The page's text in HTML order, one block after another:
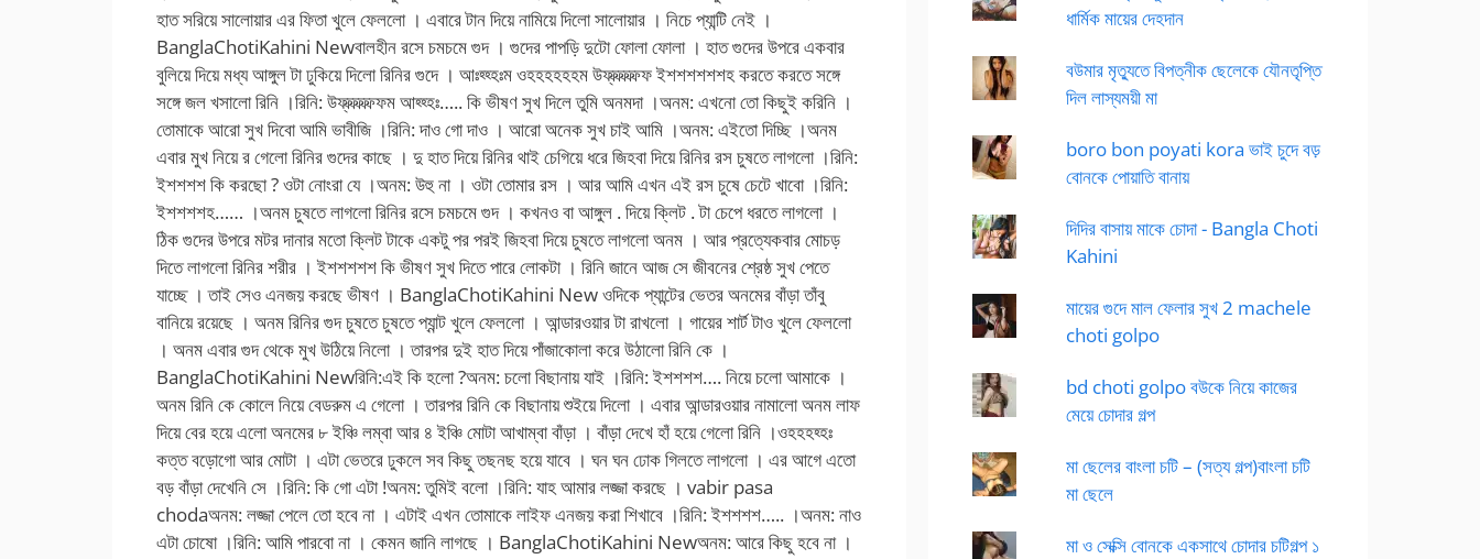
ধার্মিক মায়ের দেহদান
বউমার মৃত্যুতে বিপত্নীক ছেলেকে যৌনতৃপ্তি
দিল লাস্যময়ী মা
boro bon poyati kora ভাই চুদে বড়
বোনকে পোয়াতি বানায়
দিদির বাসায় মাকে চোদা - Bangla Choti
Kahini
মায়ের গুদে মাল ফেলার সুখ 2 machele
choti golpo
bd choti golpo বউকে নিয়ে কাজের
মেয়ে চোদার গল্প
মা ছেলের বাংলা চটি – (সত্য গল্প)বাংলা চটি
মা ছেলে
মা ও সেক্সি বোনকে একসাথে চোদার চটিগল্প ১